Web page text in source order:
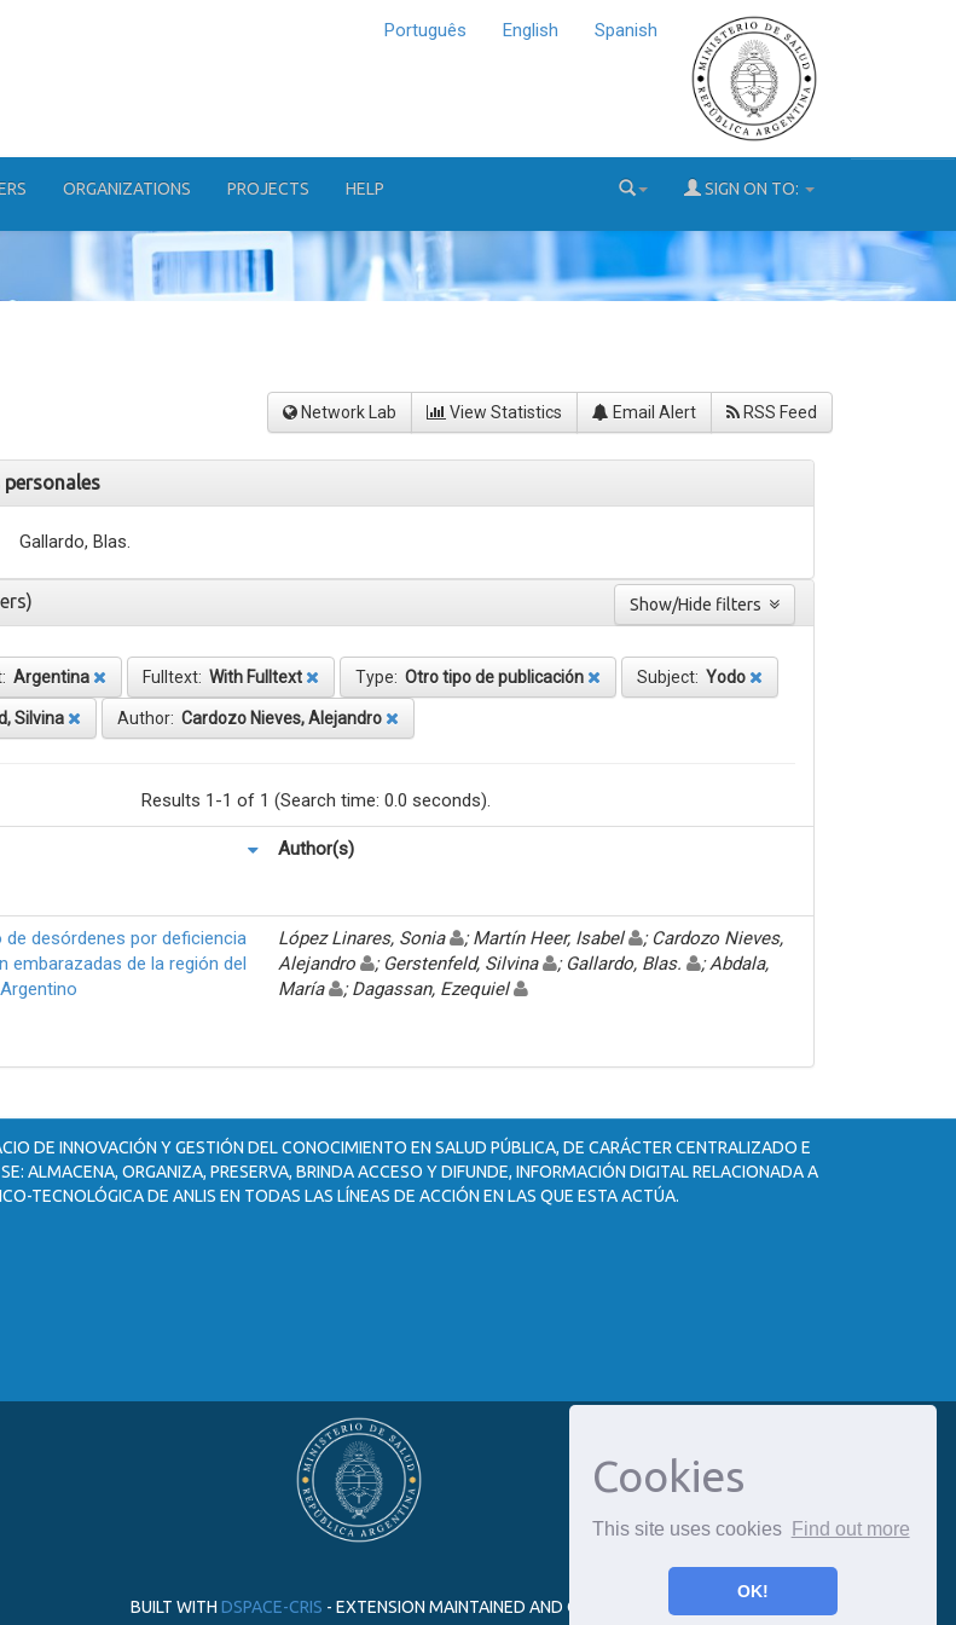
Cookies
This site uses cookies Find out more
OK!
Português English Spanish
ORGANIZATIONS PROJECTS HELP SIGN ON TO:
Network Lab View Statistics Email Alert RSS Feed
Gallardo, Blas.
Argentina Fulltext: With Fulltext Type: Otro tipo de publicación Subject: Yodo
Silvina Author: Cardozo Nieves, Alejandro
Results 1-1 of 1 (Search time: 0.0 seconds).
Author(s)
de desórdenes por deficiencia
embarazadas de la región del
López Linares, Sonia ; Martín Heer, Isabel
; Cardozo Nieves,
Alejandro
; Gerstenfeld, Silvina ; Gallardo, Blas.
; Abdala,
María
; Dagassan, Ezequiel
DE INNOVACIÓN Y GESTIÓN DEL CONOCIMIENTO EN SALUD PÚBLICA, DE CARÁCTER CENTRALIZADO E
ALMACENA, ORGANIZA, PRESERVA, BRINDA ACCESO Y DIFUNDE, INFORMACIÓN DIGITAL RELACIONADA A
TECNOLÓGICA DE ANLIS EN TODAS LAS LÍNEAS DE ACCIÓN EN LAS QUE ESTA ACTÚA.
BUILT WITH DSPACE-CRIS - EXTENSION MAINTAINED AND OPTIMIZED BY